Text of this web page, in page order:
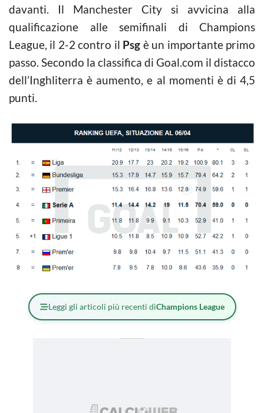
davanti. Il Manchester City si avvicina alla
qualificazione alle semifinali di Champions
League, il 2-2 contro il Psg è un importante primo
passo. Secondo la classifica di Goal.com il distacco
dell’Inghliterra è aumento, e al momenti è di 4,5
punti.
Leggi gli articoli più recenti diChampions League